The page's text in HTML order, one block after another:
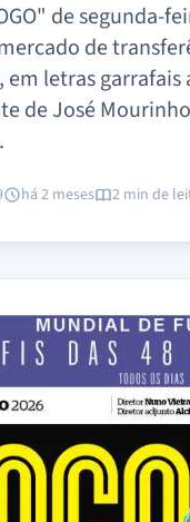
de segunda-
de
letras garrafais
de José
há 2 meses 2 min de